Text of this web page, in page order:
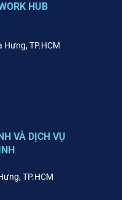
HUB
TP.HCM
VÀ DỊCH VỤ
TP.HCM